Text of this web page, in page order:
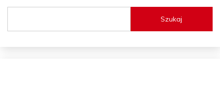
Szukaj